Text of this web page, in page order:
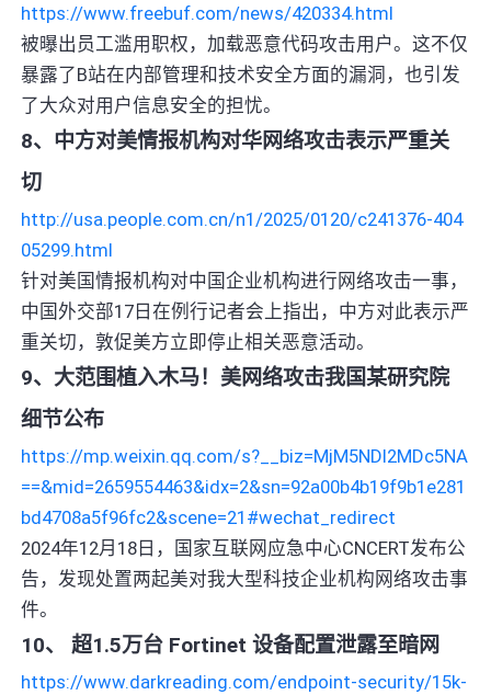
https://www.freebuf.com/news/420334.html
被曝出员工滥用职权，加载恶意代码攻击用户。这不仅
暴露了B站在内部管理和技术安全方面的漏洞，也引发
了大众对用户信息安全的担忧。
8、中方对美情报机构对华网络攻击表示严重关
切
http://usa.people.com.cn/n1/2025/0120/c241376-404
05299.html
针对美国情报机构对中国企业机构进行网络攻击一事，
中国外交部17日在例行记者会上指出，中方对此表示严
重关切，敦促美方立即停止相关恶意活动。
9、大范围植入木马！美网络攻击我国某研究院
细节公布
https://mp.weixin.qq.com/s?__biz=MjM5NDI2MDc5NA
==&mid=2659554463&idx=2&sn=92a00b4b19f9b1e281
bd4708a5f96fc2&scene=21#wechat_redirect
2024年12月18日，国家互联网应急中心CNCERT发布公
告，发现处置两起美对我大型科技企业机构网络攻击事
件。
10、 超1.5万台 Fortinet 设备配置泄露至暗网
https://www.darkreading.com/endpoint-security/15k-